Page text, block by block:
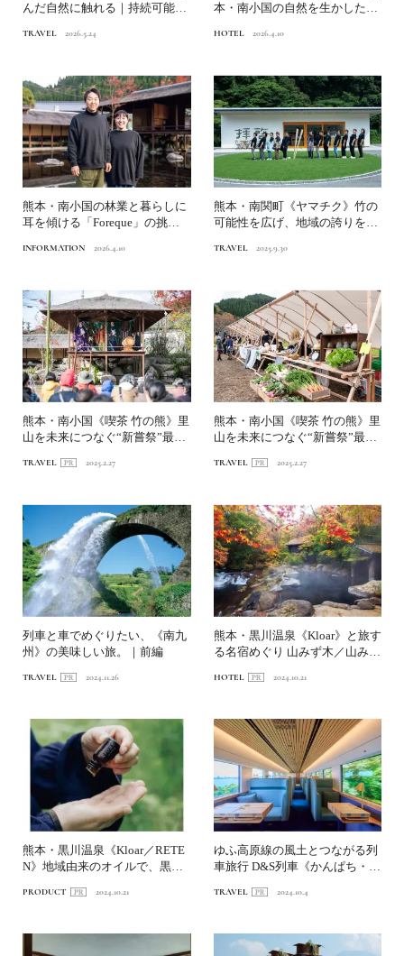
んだ自然に触れる｜持続可能な
TRAVEL 2026.5.24
本・南小国の自然を生かした建
HOTEL 2026.4.10
熊本・南小国の林業と暮らしに
耳を傾ける「Foreque」の挑
INFORMATION 2026.4.10
熊本・南関町《ヤマチク》竹の
可能性を広げ、地域の誇りを生
TRAVEL 2025.9.30
熊本・南小国《喫茶 竹の熊》里
山を未来につなぐ“新嘗祭”最先
TRAVEL 2025.2.27
熊本・南小国《喫茶 竹の熊》里
山を未来につなぐ“新嘗祭”最先
TRAVEL 2025.2.27
列車と車でめぐりたい、《南九
州》の美味しい旅。｜前編
TRAVEL 2024.11.26
熊本・黒川温泉《Kloar》と旅す
る名宿めぐり 山みず木／山みず
HOTEL 2024.10.21
熊本・黒川温泉《Kloar／RETE
N》地域由来のオイルで、黒川
PRODUCT 2024.10.21
ゆふ高原線の風土とつながる列
車旅行 D&S列車《かんぱち・い
TRAVEL 2024.10.4